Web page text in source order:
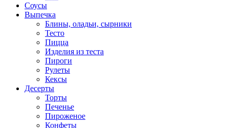
Соусы
Выпечка
Блины, оладьи, сырники
Тесто
Пицца
Изделия из теста
Пироги
Рулеты
Кексы
Десерты
Торты
Печенье
Пироженое
Конфеты